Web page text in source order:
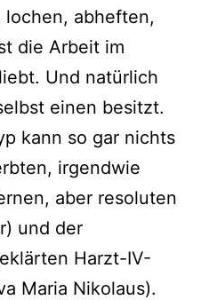
abheften,
die Arbeit im
Und natürlich
einen besitzt.
kann so gar nichts
irgendwie
aber resoluten
und der
Harzt-IV-
Maria Nikolaus).